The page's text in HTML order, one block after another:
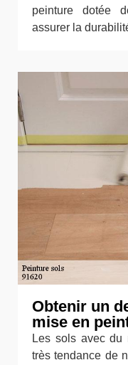
peinture dotée
assurer la
Obtenir un
mise en
Les sols avec du
très tendance de